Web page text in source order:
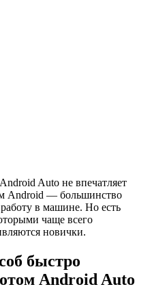
Auto не впечатляет
Android — большинство
в машине. Но есть
чаще всего
новички.
быстро
Android Auto